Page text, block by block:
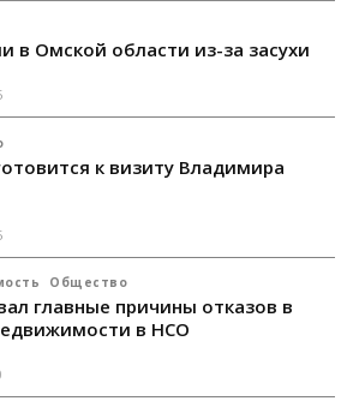
в Омской области из-за засухи
к визиту Владимира
Общество
главные причины отказов в
в НСО